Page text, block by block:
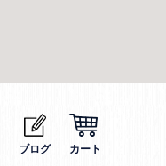
ブログ カート